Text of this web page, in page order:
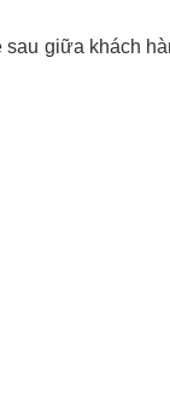
giữa khách